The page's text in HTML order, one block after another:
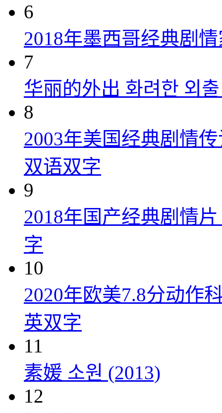
6
2018年墨西哥经典剧
7
华丽的外出 화려한 외
8
2003年美国经典剧情
双语双字
9
2018年国产经典剧情
字
10
2020年欧美7.8分动作
英双字
11
素媛 소원 (2013)
12